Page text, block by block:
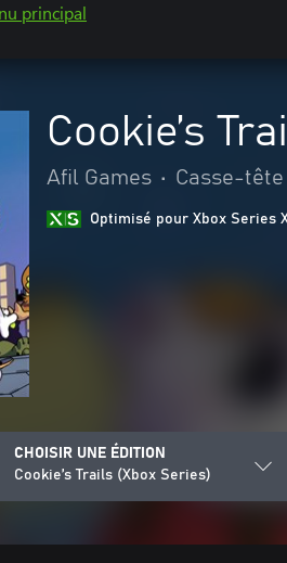
principal
Cookie’s
Afil Games • Casse-
Optimisé pour Xbox Series
CHOISIR UNE ÉDITION
Cookie’s Trails (Xbox Series)